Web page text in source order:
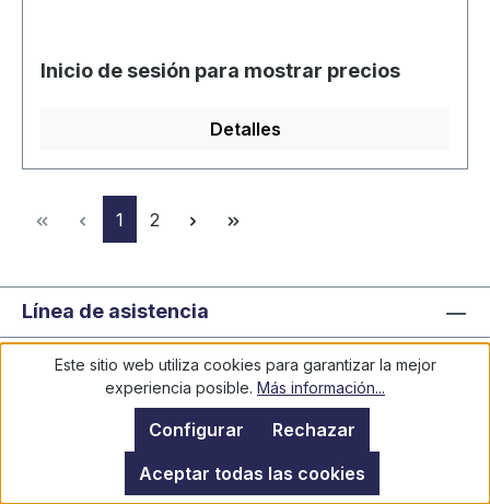
Inicio de sesión para mostrar precios
Detalles
Página
1 Página
2
Línea de asistencia
Legal
Información
Este sitio web utiliza cookies para garantizar la mejor
experiencia posible. Más información...
Rechazar
Configurar
Aceptar todas las cookies